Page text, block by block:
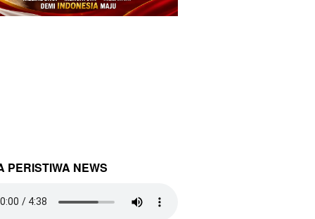
PERISTIWA NEWS